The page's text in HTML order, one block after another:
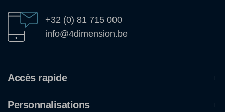
+32 (0) 81 715 000
info@4dimension.be
Accès rapide
Personnalisations